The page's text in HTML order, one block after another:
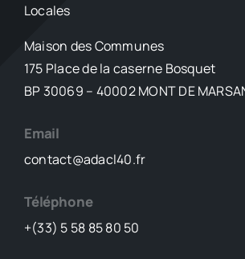
Locales
Maison des Communes
175 Place de la caserne Bosquet
BP 30069 – 40002 MONT DE
Email
contact@adacl40.fr
Téléphone
+(33) 5 58 85 80 50